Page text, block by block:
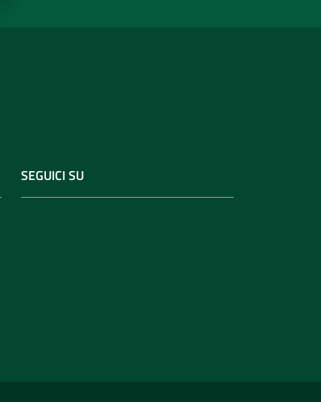
SEGUICI SU